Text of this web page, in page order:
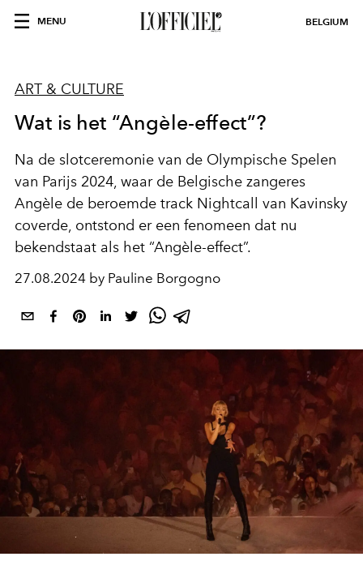
MENU BELGIUM
ART & CULTURE
Wat is het “Angèle-effect”?
Na de slotceremonie van de Olympische Spelen
van Parijs 2024, waar de Belgische zangeres
Angèle de beroemde track Nightcall van Kavinsky
coverde, ontstond er een fenomeen dat nu
bekendstaat als het “Angèle-effect”.
27.08.2024 by Pauline Borgogno